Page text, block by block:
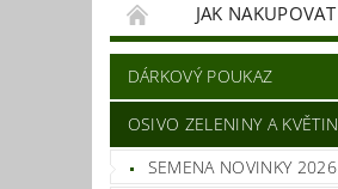
JAK NAKUPOVAT
DÁRKOVÝ POUKAZ
OSIVO ZELENINY A KVĚTIN
SEMENA NOVINKY 2026